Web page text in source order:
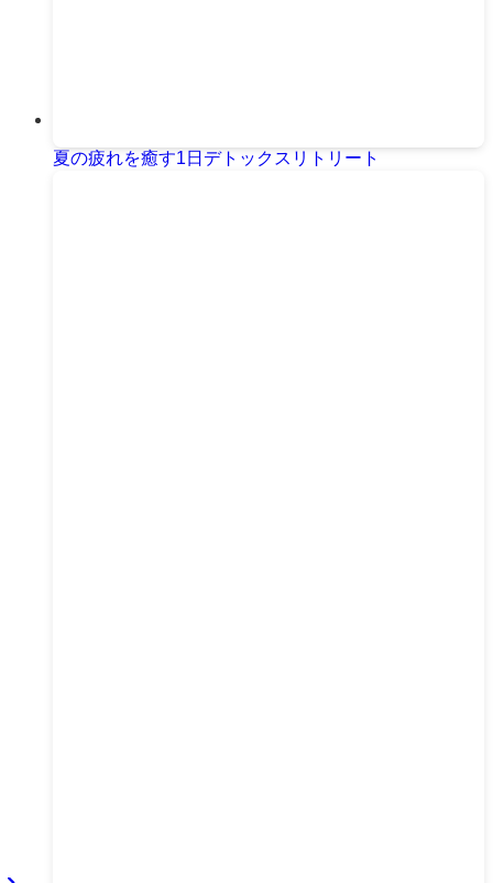
夏の疲れを癒す1日デトックスリトリート